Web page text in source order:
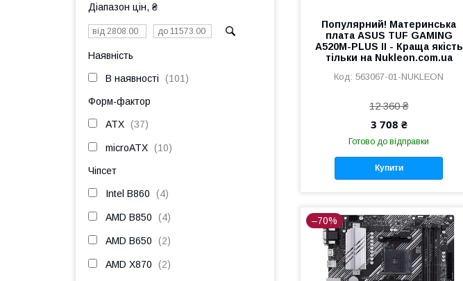
Популярний! Материнська
плата ASUS TUF GAMING
A520M-PLUS II - Краща якість
тільки на Nukleon.com.ua
563067-01-NUKLEON
12 360 ₴
3 708 ₴
Готово до відправки
Купити
–70%
Діапазон цін, ₴
Наявність
В наявності 101
Форм-фактор
ATX 37
microATX 10
Чіпсет
Intel B860 4
AMD B850 4
AMD B650 2
AMD X870 2